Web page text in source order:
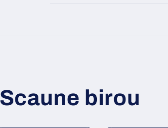
Scaune birou